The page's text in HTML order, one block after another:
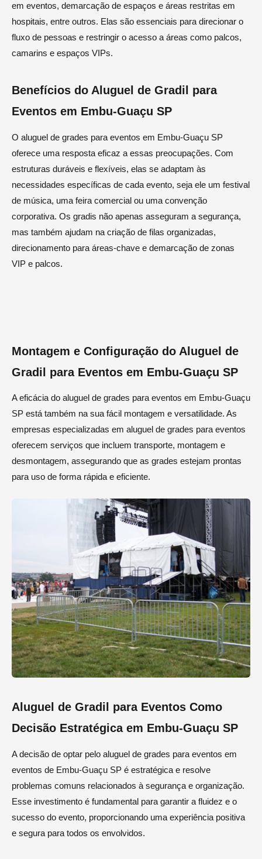
em eventos, demarcação de espaços e áreas restritas em
hospitais, entre outros. Elas são essenciais para direcionar o
fluxo de pessoas e restringir o acesso a áreas como palcos,
camarins e espaços VIPs.
Benefícios do Aluguel de Gradil para
Eventos em Embu-Guaçu SP
O aluguel de grades para eventos em Embu-Guaçu SP
oferece uma resposta eficaz a essas preocupações. Com
estruturas duráveis e flexíveis, elas se adaptam às
necessidades específicas de cada evento, seja ele um festival
de música, uma feira comercial ou uma convenção
corporativa. Os gradis não apenas asseguram a segurança,
mas também ajudam na criação de filas organizadas,
direcionamento para áreas-chave e demarcação de zonas
VIP e palcos.
Montagem e Configuração do Aluguel de
Gradil para Eventos em Embu-Guaçu SP
A eficácia do aluguel de grades para eventos em Embu-Guaçu
SP está também na sua fácil montagem e versatilidade. As
empresas especializadas em aluguel de grades para eventos
oferecem serviços que incluem transporte, montagem e
desmontagem, assegurando que as grades estejam prontas
para uso de forma rápida e eficiente.
Aluguel de Gradil para Eventos Como
Decisão Estratégica em Embu-Guaçu SP
A decisão de optar pelo aluguel de grades para eventos em
eventos de Embu-Guaçu SP é estratégica e resolve
problemas comuns relacionados à segurança e organização.
Esse investimento é fundamental para garantir a fluidez e o
sucesso do evento, proporcionando uma experiência positiva
e segura para todos os envolvidos.